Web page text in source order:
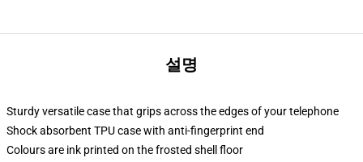
설명
Sturdy versatile case that grips across the edges of your telephone
Shock absorbent TPU case with anti-fingerprint end
Colours are ink printed on the frosted shell floor